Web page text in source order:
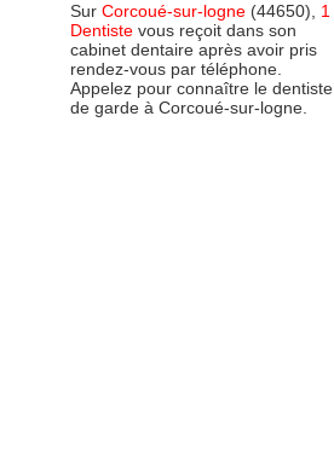
Sur Corcoué-sur-logne (44650), 1
Dentiste vous reçoit dans son
cabinet dentaire après avoir pris
rendez-vous par téléphone.
Appelez pour connaître le dentiste
de garde à Corcoué-sur-logne.